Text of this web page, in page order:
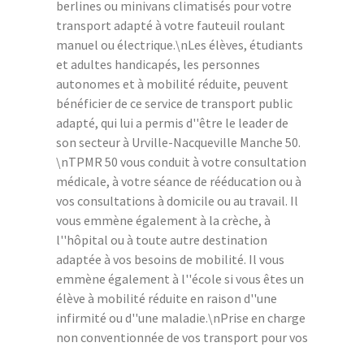
berlines ou minivans climatisés pour votre
transport adapté à votre fauteuil roulant
manuel ou électrique.\nLes élèves, étudiants
et adultes handicapés, les personnes
autonomes et à mobilité réduite, peuvent
bénéficier de ce service de transport public
adapté, qui lui a permis d''être le leader de
son secteur à Urville-Nacqueville Manche 50.
\nTPMR 50 vous conduit à votre consultation
médicale, à votre séance de rééducation ou à
vos consultations à domicile ou au travail. Il
vous emmène également à la crèche, à
l''hôpital ou à toute autre destination
adaptée à vos besoins de mobilité. Il vous
emmène également à l''école si vous êtes un
élève à mobilité réduite en raison d''une
infirmité ou d''une maladie.\nPrise en charge
non conventionnée de vos transport pour vos